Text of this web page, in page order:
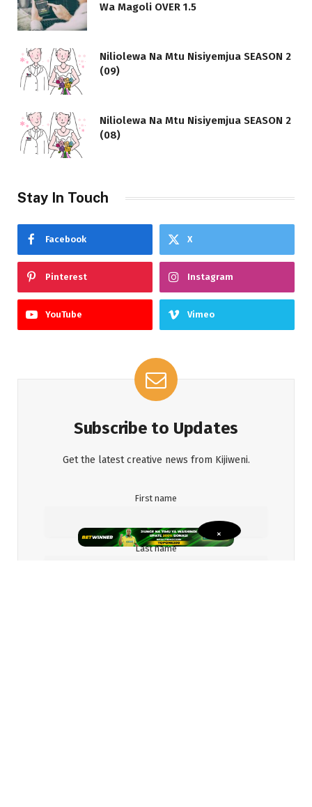
Wa Magoli OVER 1.5
Niliolewa Na Mtu Nisiyemjua SEASON 2
(09)
Niliolewa Na Mtu Nisiyemjua SEASON 2
(08)
Stay In Touch
Facebook X
Pinterest Instagram
YouTube Vimeo
Subscribe to Updates
Get the latest creative news from Kijiweni.
First name
Last name
×